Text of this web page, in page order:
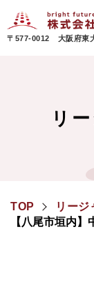
〒577-0012 大阪府東
リ
TOP
リージ
【八尾市垣内